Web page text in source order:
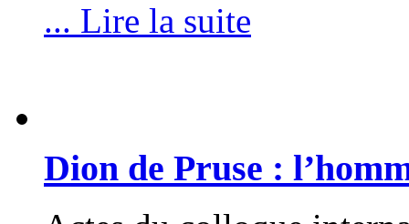
... Lire la suite
Dion de Pruse :